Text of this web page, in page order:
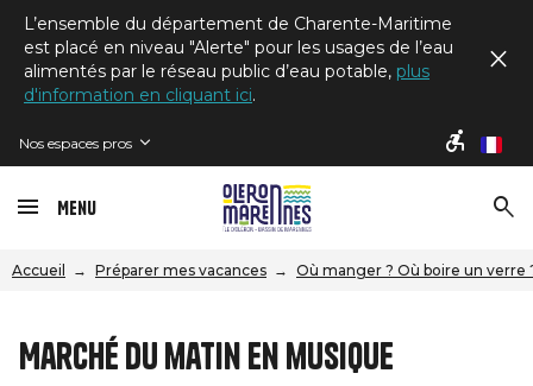
L’ensemble du département de Charente-Maritime
est placé en niveau "Alerte" pour les usages de l’eau
alimentés par le réseau public d’eau potable, plus
d'information en cliquant ici.
Nos espaces pros fr
Menu
Accueil Préparer mes vacances Où manger ? Où boire un verre
Marché du matin en musique